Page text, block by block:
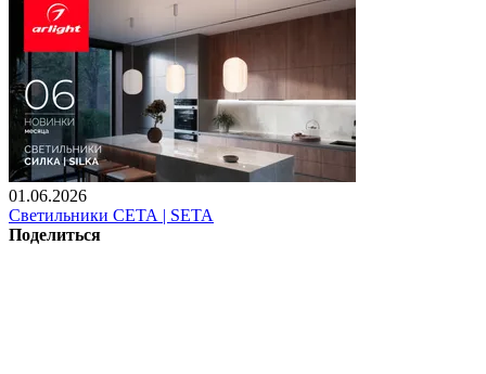
01.06.2026
Светильники СЕТА | SETA
Поделиться